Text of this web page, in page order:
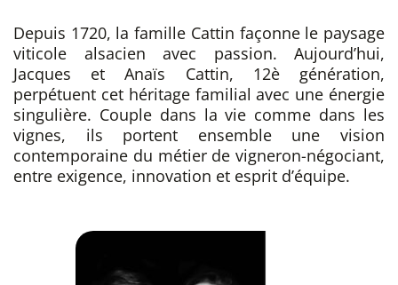
Depuis 1720, la famille Cattin façonne le paysage
viticole alsacien avec passion. Aujourd’hui,
Jacques et Anaïs Cattin, 12è génération,
perpétuent cet héritage familial avec une énergie
singulière. Couple dans la vie comme dans les
vignes, ils portent ensemble une vision
contemporaine du métier de vigneron-négociant,
entre exigence, innovation et esprit d’équipe.